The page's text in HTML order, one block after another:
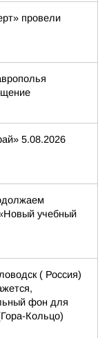
провели
5.08.2026
учебный
( Россия)
фон для
Кольцо)